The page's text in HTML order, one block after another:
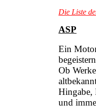
Die Liste
ASP
Ein
Ob
Hingabe,
und